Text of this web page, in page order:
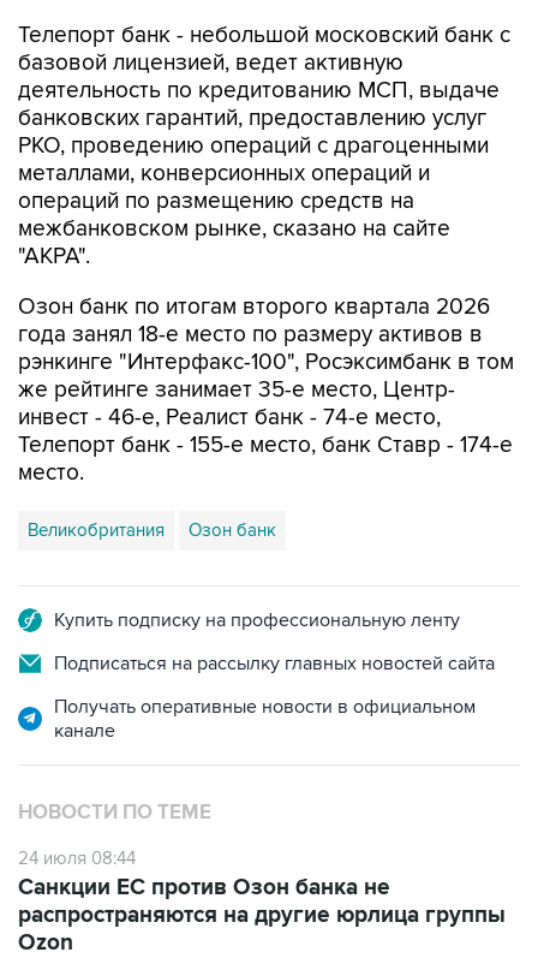
Телепорт банк - небольшой московский банк с
базовой лицензией, ведет активную
деятельность по кредитованию МСП, выдаче
банковских гарантий, предоставлению услуг
РКО, проведению операций с драгоценными
металлами, конверсионных операций и
операций по размещению средств на
межбанковском рынке, сказано на сайте
"АКРА".
Озон банк по итогам второго квартала 2026
года занял 18-е место по размеру активов в
рэнкинге "Интерфакс-100", Росэксимбанк в том
же рейтинге занимает 35-е место, Центр-
инвест - 46-е, Реалист банк - 74-е место,
Телепорт банк - 155-е место, банк Ставр - 174-е
место.
Великобритания Озон банк
Купить подписку на профессиональную ленту
Подписаться на рассылку главных новостей сайта
Получать оперативные новости в официальном
канале
НОВОСТИ ПО ТЕМЕ
24 июля 08:44
Санкции ЕС против Озон банка не
распространяются на другие юрлица группы
Ozon